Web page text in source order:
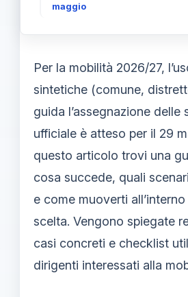
maggio
Per la mobilità 2026/27,
sintetiche (comune,
guida l’assegnazione delle
ufficiale è atteso per il 29
questo articolo trovi una
cosa succede, quali
e come muoverti all’interno
scelta. Vengono spiegate
casi concreti e checklist
dirigenti interessati alla